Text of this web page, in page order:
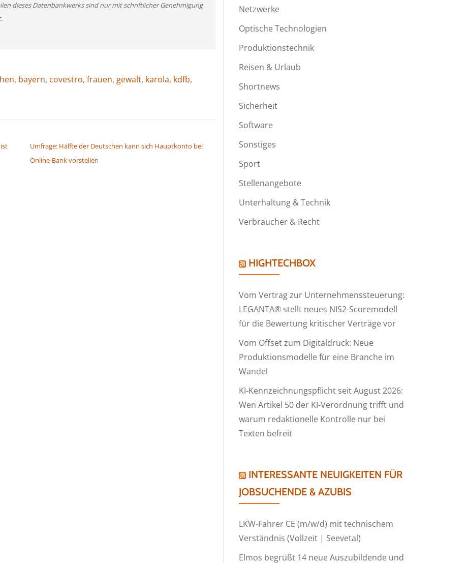
dieses Datenbankwerks sind nur mit schriftlicher Genehmigung
, bayern, covestro, frauen, gewalt, karola, kdfb,
Umfrage: Hälfte der Deutschen kann sich Hauptkonto bei
Online-Bank vorstellen
Netzwerke
Optische Technologien
Produktionstechnik
Reisen & Urlaub
Shortnews
Sicherheit
Software
Sonstiges
Sport
Stellenangebote
Unterhaltung & Technik
Verbraucher & Recht
HIGHTECHBOX
Vom Vertrag zur Unternehmenssteuerung:
LEGANTA® stellt neues NIS2-Scoremodell
für die Bewertung kritischer Verträge vor
Vom Offset zum Digitaldruck: Neue
Produktionsmodelle für eine Branche im
Wandel
KI-Kennzeichnungspflicht seit August 2026:
Wen Artikel 50 der KI-Verordnung trifft und
warum redaktionelle Kontrolle nur bei
Texten befreit
INTERESSANTE NEUIGKEITEN FÜR
JOBSUCHENDE & AZUBIS
LKW-Fahrer CE (m/w/d) mit technischem
Verständnis (Vollzeit | Seevetal)
Elmos begrüßt 14 neue Auszubildende und